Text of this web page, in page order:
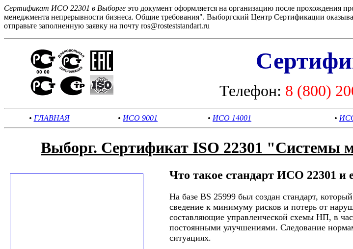
Сертификат ИСО 22301 в Выборге это документ оформляется на организацию после прохождения
менеджмента непрерывности бизнеса. Общие требования". Выборгский Центр Сертификации
отправьте заполненную заявку на почту ros@rosteststandart.ru
Телефон: 8 (800)
• ГЛАВНАЯ • ИСО 9001 • ИСО 14001 •
Выборг. Сертификат ISO 22301 "Системы
Что такое стандарт ИСО 22301 и
На базе BS 25999 был создан стандарт,
сведение к минимуму рисков и потерь от
составляющие управленческой схемы НП, в
постоянными улучшениями. Следование
ситуациях.